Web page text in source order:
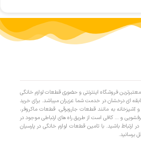
معتبرترین فروشگاه اینترنتی و حضوری قطعات لوازم خانگی
ای درخشان در خدمت شما عزیزان میباشد. برای خرید
و آشپزخانه به مانند قطعات جاروبرقی، قطعات ماکروفر،
و … کافی است از طریق راه های ارتباطی موجود در
ارتباط باشید. با تامین قطعات لوازم خانگی در پارسیان
برسانید.